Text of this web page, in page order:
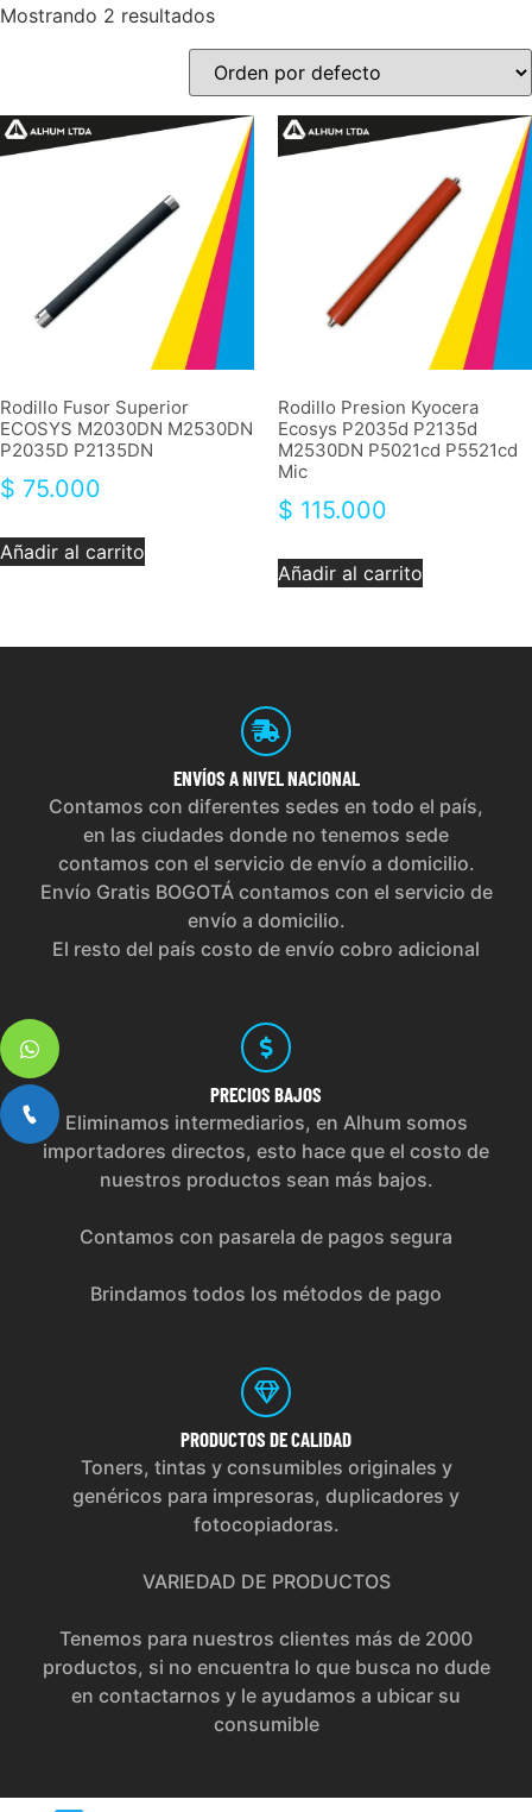
Mostrando 2 resultados
Rodillo Fusor Superior
ECOSYS M2030DN M2530DN
P2035D P2135DN
$ 75.000
Añadir al carrito
Rodillo Presion Kyocera
Ecosys P2035d P2135d
M2530DN P5021cd P5521cd
Mic
$ 115.000
Añadir al carrito
ENVÍOS A NIVEL NACIONAL
Contamos con diferentes sedes en todo el país,
en las ciudades donde no tenemos sede
contamos con el servicio de envío a domicilio.
Envío Gratis BOGOTÁ contamos con el servicio de
envío a domicilio.
El resto del país costo de envío cobro adicional
PRECIOS BAJOS
Eliminamos intermediarios, en Alhum somos
importadores directos, esto hace que el costo de
nuestros productos sean más bajos.
Contamos con pasarela de pagos segura
Brindamos todos los métodos de pago
PRODUCTOS DE CALIDAD
Toners, tintas y consumibles originales y
genéricos para impresoras, duplicadores y
fotocopiadoras.
VARIEDAD DE PRODUCTOS
Tenemos para nuestros clientes más de 2000
productos, si no encuentra lo que busca no dude
en contactarnos y le ayudamos a ubicar su
consumible